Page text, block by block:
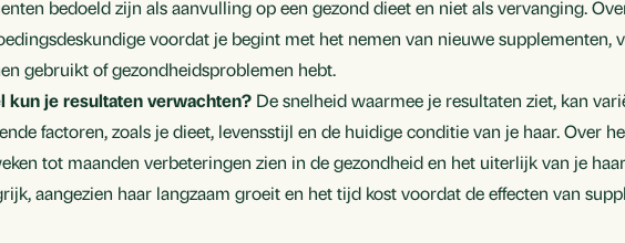
bedoeld zijn als aanvulling op een gezond dieet en niet als vervanging.
voordat je begint met het nemen van nieuwe supplementen,
gebruikt of gezondheidsproblemen hebt.
kun je resultaten verwachten? De snelheid waarmee je resultaten ziet, kan
factoren, zoals je dieet, levensstijl en de huidige conditie van je haar. Over
tot maanden verbeteringen zien in de gezondheid en het uiterlijk van je
aangezien haar langzaam groeit en het tijd kost voordat de effecten van